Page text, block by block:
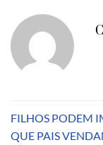
FILHOS PODEM
QUE PAIS